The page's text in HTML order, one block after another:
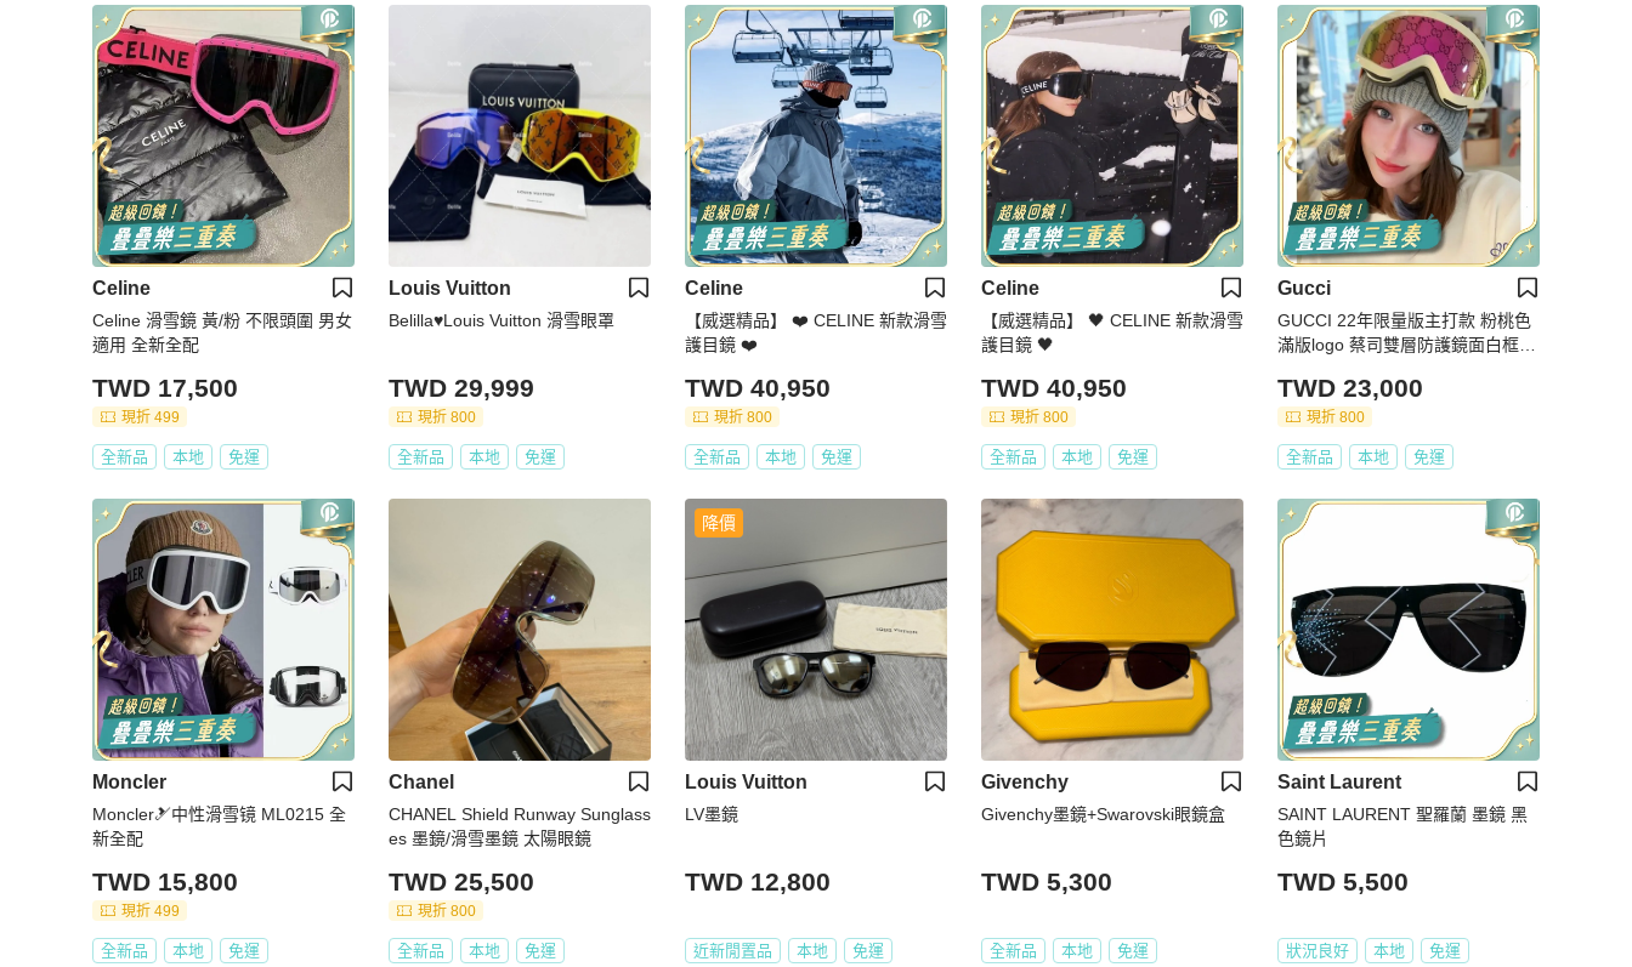
Celine
Celine 滑雪鏡 黃/粉 不限頭圍 男女
適用 全新全配
TWD 17,500
現折 499
全新品 本地 免運
Louis Vuitton
Belilla♥️Louis Vuitton 滑雪眼罩
TWD 29,999
現折 800
全新品 本地 免運
Celine
【威選精品】 ❤️ CELINE 新款滑雪
護目鏡 ❤️
TWD 40,950
現折 800
全新品 本地 免運
Celine
【威選精品】 🖤 CELINE 新款滑雪
護目鏡 🖤
TWD 40,950
現折 800
全新品 本地 免運
Gucci
GUCCI 22年限量版主打款 粉桃色
滿版logo 蔡司雙層防護鏡面白框造
TWD 23,000
現折 800
全新品 本地 免運
Moncler
Moncler🎿中性滑雪镜 ML0215 全
新全配
TWD 15,800
現折 499
全新品 本地 免運
Chanel
CHANEL Shield Runway Sunglass
es 墨鏡/滑雪墨鏡 太陽眼鏡
TWD 25,500
現折 800
全新品 本地 免運
降價
Louis Vuitton
LV墨鏡
TWD 12,800
近新閒置品 本地 免運
Givenchy
Givenchy墨鏡+Swarovski眼鏡盒
TWD 5,300
全新品 本地 免運
Saint Laurent
SAINT LAURENT 聖羅蘭 墨鏡 黑
色鏡片
TWD 5,500
狀況良好 本地 免運